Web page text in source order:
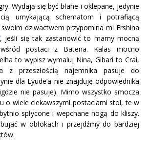
Wydają się być błahe i oklepane, jedynie
umykającą schematom i potrafiącą
dziwactwem przypomina mi Ershina
, jeśli się tak zastanowić to mamy mocną
postaci z Batena. Kalas mocno
to wypisz wymaluj Nina, Gibari to Crai,
z przeszłością najemnika pasuje do
dla Lyude’a nie znajduję odpowiednika
nie pasuje). Mimo wszystko smocza
o wiele ciekawszymi postaciami stoi, te w
spłycone i wepchane nogą do kliszy.
w obłokach i przejdźmy do bardziej